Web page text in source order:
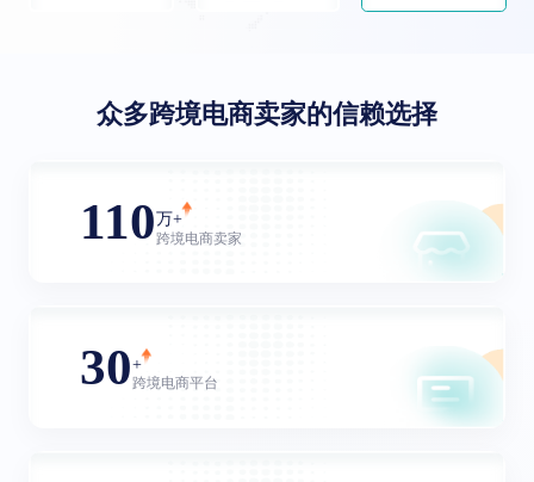
众多跨境电商卖家的信赖选择
110万+
跨境电商卖家
30+
跨境电商平台